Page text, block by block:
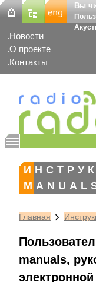
Вы
Новости
О проекте
Контакты
Главная
manuals,
электронной